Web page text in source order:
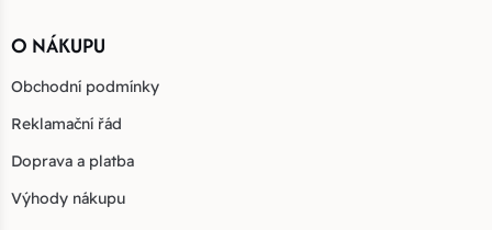
O NÁKUPU
Obchodní podmínky
Reklamační řád
Doprava a platba
Výhody nákupu